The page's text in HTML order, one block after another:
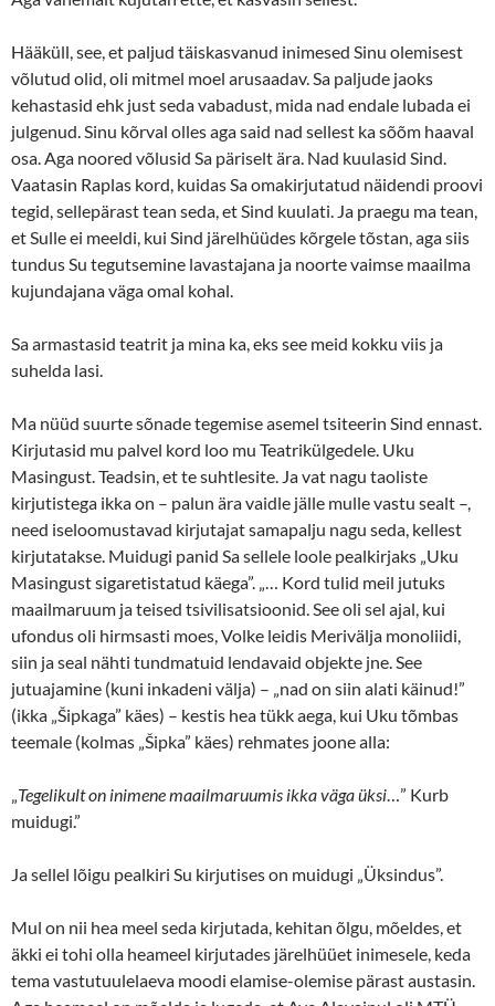
Hääküll, see, et paljud täiskasvanud inimesed Sinu olemisest
võlutud olid, oli mitmel moel arusaadav. Sa paljude jaoks
kehastasid ehk just seda vabadust, mida nad endale lubada ei
julgenud. Sinu kõrval olles aga said nad sellest ka sõõm haaval
osa. Aga noored võlusid Sa päriselt ära. Nad kuulasid Sind.
Vaatasin Raplas kord, kuidas Sa omakirjutatud näidendi proovi
tegid, sellepärast tean seda, et Sind kuulati. Ja praegu ma tean,
et Sulle ei meeldi, kui Sind järelhüüdes kõrgele tõstan, aga siis
tundus Su tegutsemine lavastajana ja noorte vaimse maailma
kujundajana väga omal kohal.
Sa armastasid teatrit ja mina ka, eks see meid kokku viis ja
suhelda lasi.
Ma nüüd suurte sõnade tegemise asemel tsiteerin Sind ennast.
Kirjutasid mu palvel kord loo mu Teatrikülgedele. Uku
Masingust. Teadsin, et te suhtlesite. Ja vat nagu taoliste
kirjutistega ikka on – palun ära vaidle jälle mulle vastu sealt –,
need iseloomustavad kirjutajat samapalju nagu seda, kellest
kirjutatakse. Muidugi panid Sa sellele loole pealkirjaks „Uku
Masingust sigaretistatud käega”. „… Kord tulid meil jutuks
maailmaruum ja teised tsivilisatsioonid. See oli sel ajal, kui
ufondus oli hirmsasti moes, Volke leidis Merivälja monoliidi,
siin ja seal nähti tundmatuid lendavaid objekte jne. See
jutuajamine (kuni inkadeni välja) – „nad on siin alati käinud!”
(ikka „Šipkaga” käes) – kestis hea tükk aega, kui Uku tõmbas
teemale (kolmas „Šipka” käes) rehmates joone alla:
„Tegelikult on inimene maailmaruumis ikka väga üksi…” Kurb
muidugi.”
Ja sellel lõigu pealkiri Su kirjutises on muidugi „Üksindus”.
Mul on nii hea meel seda kirjutada, kehitan õlgu, mõeldes, et
äkki ei tohi olla heameel kirjutades järelhüüet inimesele, keda
tema vastutuulelaeva moodi elamise-olemise pärast austasin.